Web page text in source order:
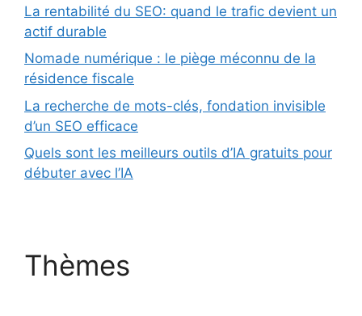
La rentabilité du SEO: quand le trafic devient un
actif durable
Nomade numérique : le piège méconnu de la
résidence fiscale
La recherche de mots-clés, fondation invisible
d’un SEO efficace
Quels sont les meilleurs outils d’IA gratuits pour
débuter avec l’IA
Thèmes